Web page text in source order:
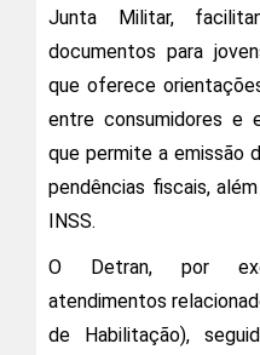
Junta Militar,
documentos para
que oferece
entre consumidores e
que permite a emissão
pendências fiscais,
INSS.
O Detran, por
atendimentos
de Habilitação),